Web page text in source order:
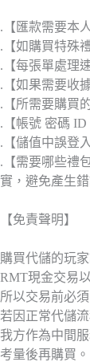
.【匯款需要本
.【如購買特殊
.【每張單處理
.【如果需要收
.【所需要購買
.【帳號 密碼 ID
.【儲值中誤登
.【需要哪些禮
實，避免產生錯
【免責聲明】
購買代儲的玩
RMT現金交易
所以交易前必
若因正常代儲
我方作為中間
考量後再購買。